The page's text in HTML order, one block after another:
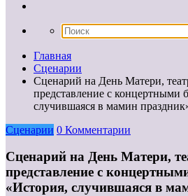
Главная
Сценарии
Сценарий на День Матери,
представление с концертными
случившаяся в мамин
Сценарии 0 Комментарии
Сценарий на День Матери,
представление с
«История, случившаяся в